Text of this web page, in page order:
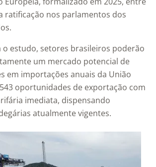
ratificação nos parlamentos dos
o estudo, setores brasileiros poderão
um mercado potencial de
em importações anuais da União
oportunidades de exportação com
imediata, dispensando
atualmente vigentes.